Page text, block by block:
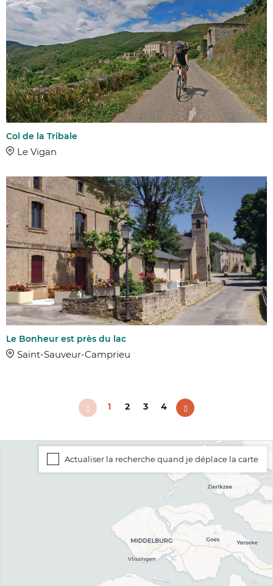
Col de la Tribale
Le Vigan
Le Bonheur est près du lac
Saint-Sauveur-Camprieu
1 2 3 4
Actualiser la recherche quand je déplace la carte